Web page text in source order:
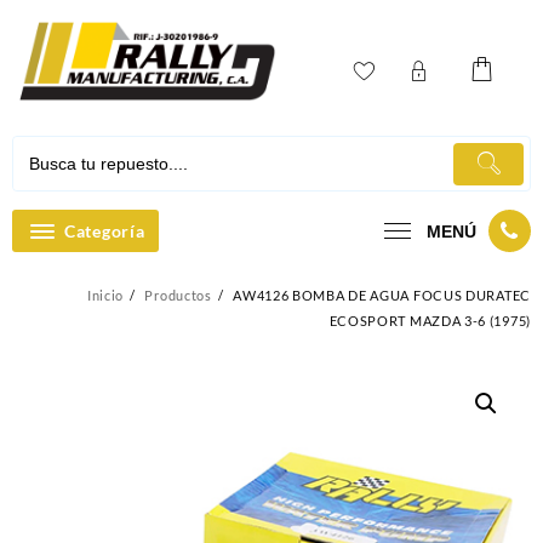
contenido
Categoría MENÚ
Inicio Productos
AW4126 BOMBA DE AGUA FOCUS DURATEC
ECOSPORT MAZDA 3-6 (1975)